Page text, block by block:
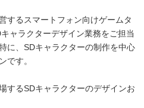
するスマートフォン向けゲームタ
ャラクターデザイン業務をご担当
に、SDキャラクターの制作を中心
です。
するSDキャラクターのデザインお